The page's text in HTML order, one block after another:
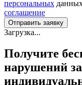
персональных
соглашение
Отправить заявку
Загрузка...
Получите
нарушений